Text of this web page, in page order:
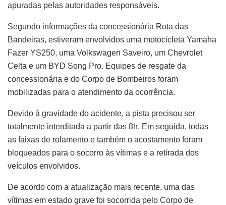
apuradas pelas autoridades responsáveis.
Segundo informações da concessionária Rota das
Bandeiras, estiveram envolvidos uma motocicleta Yamaha
Fazer YS250, uma Volkswagen Saveiro, um Chevrolet
Celta e um BYD Song Pro. Equipes de resgate da
concessionária e do Corpo de Bombeiros foram
mobilizadas para o atendimento da ocorrência.
Devido à gravidade do acidente, a pista precisou ser
totalmente interditada a partir das 8h. Em seguida, todas
as faixas de rolamento e também o acostamento foram
bloqueados para o socorro às vítimas e a retirada dos
veículos envolvidos.
De acordo com a atualização mais recente, uma das
vítimas em estado grave foi socorrida pelo Corpo de